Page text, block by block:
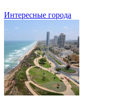
Интересные города